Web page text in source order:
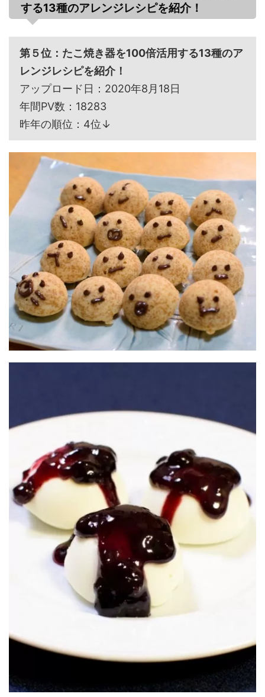
する13種のアレンジレシピを紹介！
第５位：たこ焼き器を100倍活用する13種のア
レンジレシピを紹介！
アップロード日：2020年8月18日
年間PV数：18283
昨年の順位：4位↓